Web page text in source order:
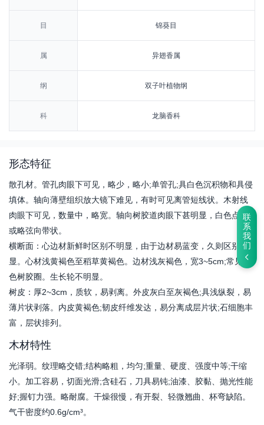
联
系
我
们
目 锦葵目
属 异翅香属
纲 双子叶植物纲
科 龙脑香科
形态特征
散孔材。管孔肉眼下可见，略少，略小;单管孔;具白色沉积物和具侵
填体。轴向薄壁组织放大镜下难见，有时可见离管短线状。木射线
肉眼下可见，数量中，略宽。轴向树胶道肉眼下甚明显，白色点状
或略弦向带状。
横断面：心边材新鲜时区别不明显，由于边材易蓝变，久则区别明
显。心材浅黄褐色至稻草黄褐色。边材浅灰褐色，宽3~5cm;常见白
色树胶圈。生长轮不明显。
树皮：厚2~3cm，质软，易剥离。外皮灰白至灰褐色;具浅纵裂，易
薄片状剥落。内皮黄褐色;韧皮纤维发达，易分离成层片状;石细胞丰
富，层状排列。
木材特性
光泽弱。纹理略交错;结构略粗，均匀;重量、硬度、强度中等;干缩
小。加工容易，切面光滑;含硅石，刀具易钝;油漆、胶黏、抛光性能
好;握钉力强。略耐腐。干燥很慢，有开裂、轻微翘曲、杯弯缺陷。
气干密度约0.6g/cm³。